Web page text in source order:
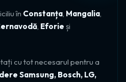
în Constanța, Mangalia,
, Eforie și
cu tot necesarul pentru a
Samsung, Bosch, LG,